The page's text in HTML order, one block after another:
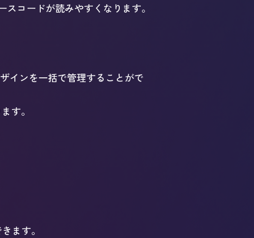
コードが読みやすくなります。
インを一括で管理することがで
す。
ます。